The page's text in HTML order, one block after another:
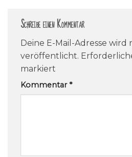
Schreibe einen Kommentar
Deine E-Mail-Adresse wird
veröffentlicht.
markiert
Kommentar*